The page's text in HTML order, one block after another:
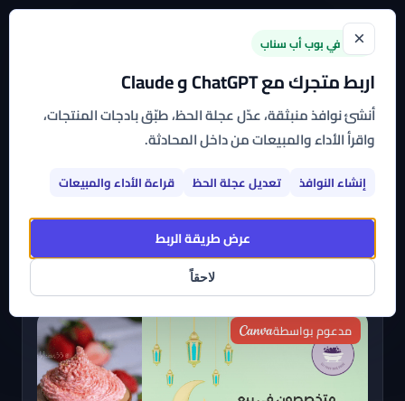
×
جديد في بوب أب سناب
اربط متجرك مع ChatGPT و Claude
أنشئ نوافذ منبثقة، عدّل عجلة الحظ، طبّق بادجات المنتجات،
واقرأ الأداء والمبيعات من داخل المحادثة.
إنشاء النوافذ تعديل عجلة الحظ قراءة الأداء والمبيعات
عرض طريقة الربط
لاحقاً
الرئيسية ← القوالب تخفيضات حصرية في متجر الكيك
تخفيضات حصرية في متجر الكيك
اشترك بأي تطبيق من تطبيقات بوب أب سناب وتمتع بباقة
متنوعة من القوالب الجاهزة، عالية التخصيص، التي
يمكنك البدء في استخدامها على متجرك الآن
مدعوم بواسطة